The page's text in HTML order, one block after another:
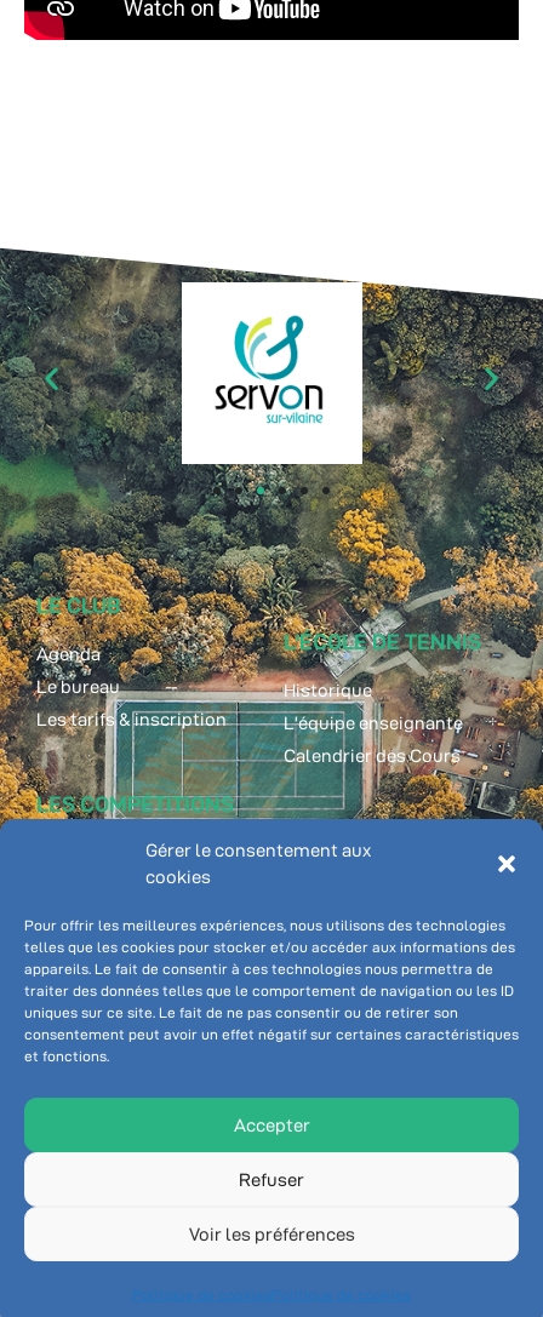
Gérer le consentement aux
cookies
Pour offrir les meilleures expériences, nous utilisons des technologies
telles que les cookies pour stocker et/ou accéder aux informations des
appareils. Le fait de consentir à ces technologies nous permettra de
traiter des données telles que le comportement de navigation ou les ID
uniques sur ce site. Le fait de ne pas consentir ou de retirer son
consentement peut avoir un effet négatif sur certaines caractéristiques
et fonctions.
Accepter
Refuser
Voir les préférences
Politique de cookiesPolitique de cookies
LE CLUB
Agenda
Le bureau
Les tarifs & inscription
L'ÉCOLE DE TENNIS
Historique
L'équipe enseignante
Calendrier des Cours
LES COMPÉTITIONS
Classements
Championnat individuel
Championnat par équipe
ADHÉRENT
Pôle Tennis Inter-
communale
Booky - réservation
Connexion
NOUS SUIVRE
© Tennis Club Servonnais 2026